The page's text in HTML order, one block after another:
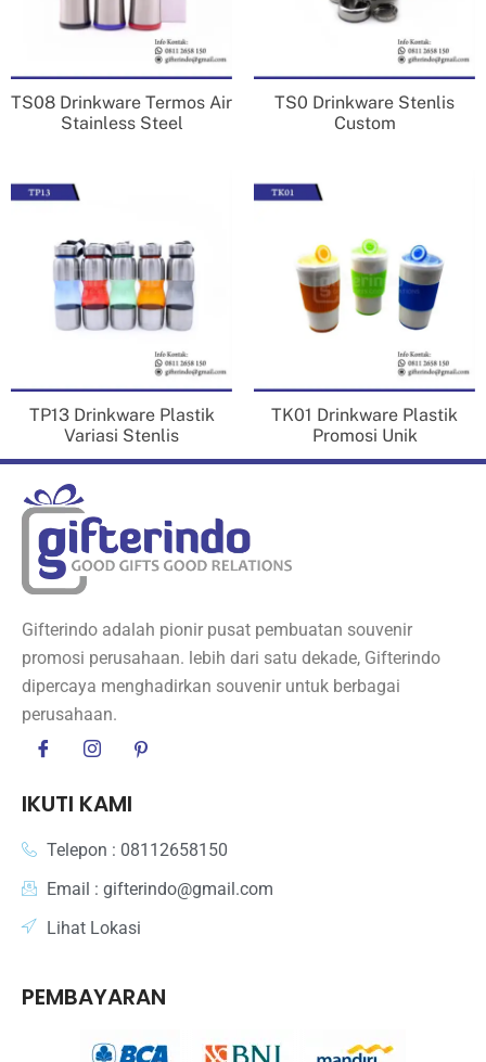
TS08 Drinkware Termos Air
Stainless Steel
TS0 Drinkware Stenlis
Custom
TP13 Drinkware Plastik
Variasi Stenlis
TK01 Drinkware Plastik
Promosi Unik
Gifterindo adalah pionir pusat pembuatan souvenir
promosi perusahaan. lebih dari satu dekade, Gifterindo
dipercaya menghadirkan souvenir untuk berbagai
perusahaan.
IKUTI KAMI
Telepon : 08112658150
Email : gifterindo@gmail.com
Lihat Lokasi
PEMBAYARAN